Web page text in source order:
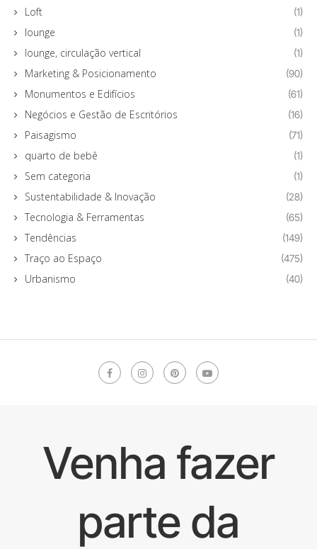
Loft (1)
lounge (1)
lounge, circulação vertical (1)
Marketing & Posicionamento (90)
Monumentos e Edifícios (61)
Negócios e Gestão de Escritórios (16)
Paisagismo (71)
quarto de bebê (1)
Sem categoria (1)
Sustentabilidade & Inovação (28)
Tecnologia & Ferramentas (65)
Tendências (149)
Traço ao Espaço (475)
Urbanismo (40)
Venha fazer
parte da